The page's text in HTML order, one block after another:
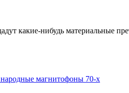
какие-нибудь материальные
магнитофоны 70-х